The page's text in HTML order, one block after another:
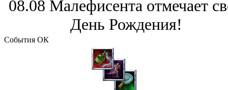
08.08 Малефисента отмечает
День Рождения!
События ОК